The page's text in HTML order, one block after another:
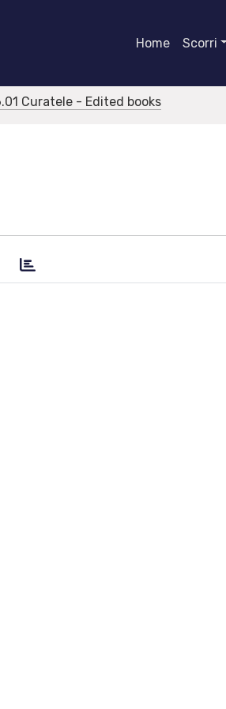
Home Scorri
Curatele - Edited books